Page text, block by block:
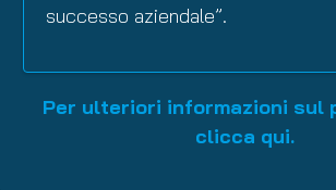
successo aziendale”.
Per ulteriori informazioni sul
clicca qui.